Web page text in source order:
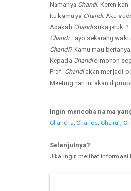
Namanya Chandi. Keren kan
Itu kamu ya Chandi. Aku
Apakah Chandisuka jeruk ?
Chandi... ayo sekarang
Chandi? Kamu mau
Kepada Chandidimohon
Prof. Chandiakan menjadi
Meeting hari ini akan
Ingin mencoba nama
Chandra Charles, Chairul
Selanjutnya?
Jika ingin melihat informasi